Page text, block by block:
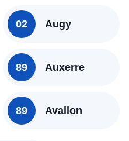
02 Augy
89 Auxerre
89 Avallon